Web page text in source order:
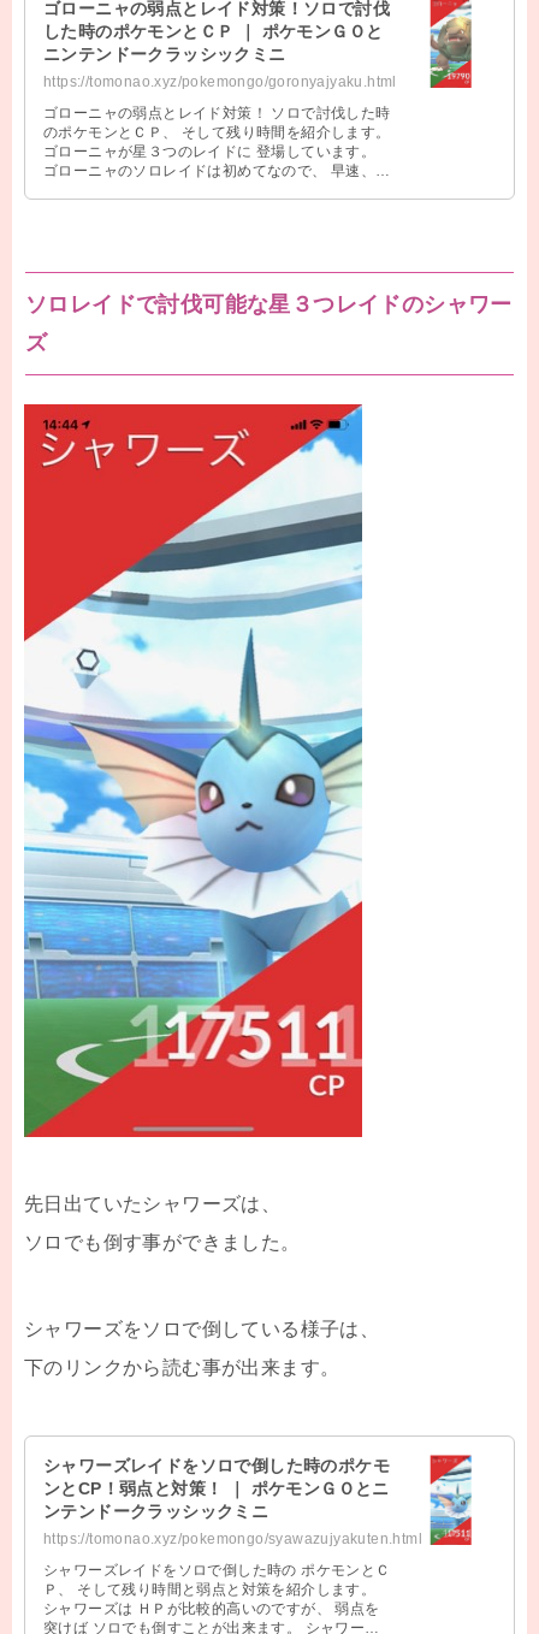
ゴローニャの弱点とレイド対策！ソロで討伐
した時のポケモンとＣＰ ｜ ポケモンＧＯと
ニンテンドークラッシックミニ
https://tomonao.xyz/pokemongo/goronyajyaku.html
ゴローニャの弱点とレイド対策！ ソロで討伐した時
のポケモンとＣＰ、 そして残り時間を紹介します。
ゴローニャが星３つのレイドに 登場しています。
ゴローニャのソロレイドは初めてなので、 早速、戦
ソロレイドで討伐可能な星３つレイドのシャワー
ズ
先日出ていたシャワーズは、
ソロでも倒す事ができました。
シャワーズをソロで倒している様子は、
下のリンクから読む事が出来ます。
シャワーズレイドをソロで倒した時のポケモ
ンとCP！弱点と対策！ ｜ ポケモンＧＯとニ
ンテンドークラッシックミニ
https://tomonao.xyz/pokemongo/syawazujyakuten.html
シャワーズレイドをソロで倒した時の ポケモンとＣ
Ｐ、 そして残り時間と弱点と対策を紹介します。
シャワーズは ＨＰが比較的高いのですが、 弱点を
突けば ソロでも倒すことが出来ます。 シャワーズ